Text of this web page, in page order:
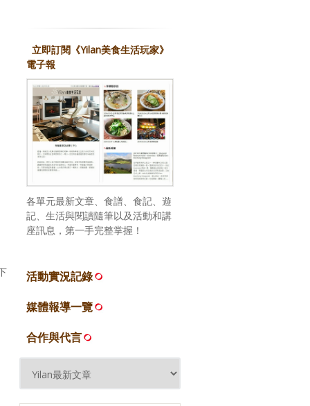
立即訂閱《Yilan美食生活玩家》
電子報
各單元最新文章、食譜、食記、遊
記、生活與閱讀隨筆以及活動和講
座訊息，第一手完整掌握！
活動實況記錄
媒體報導一覽
合作與代言